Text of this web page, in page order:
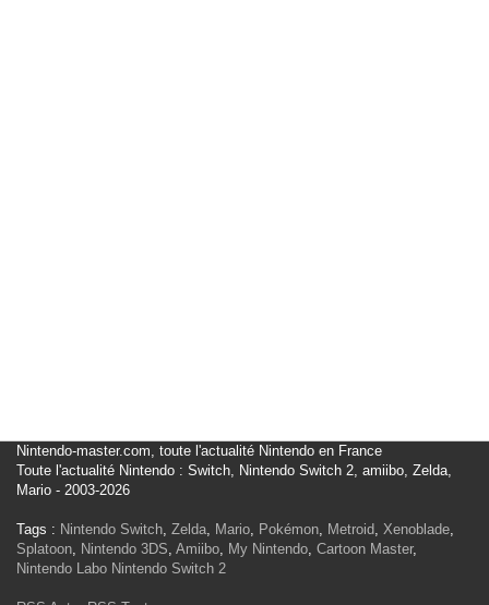
Nintendo-master.com, toute l'actualité Nintendo en France
Toute l'actualité Nintendo : Switch, Nintendo Switch 2, amiibo, Zelda,
Mario - 2003-2026
Tags : Nintendo Switch, Zelda, Mario, Pokémon, Metroid, Xenoblade,
Splatoon, Nintendo 3DS, Amiibo, My Nintendo, Cartoon Master,
Nintendo Labo Nintendo Switch 2